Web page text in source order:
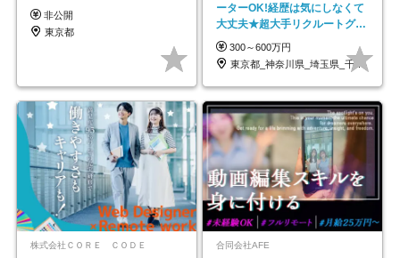
非公開
東京都
ーターOK!経歴は気にしなくて
大丈夫★超大手リクルートグル
ープの正社員/sg
300～600万円
東京都_神奈川県_埼玉県_千葉県_大阪府…
株式会社ＣＯＲＥ ＣＯＤＥ 合同会社AFE